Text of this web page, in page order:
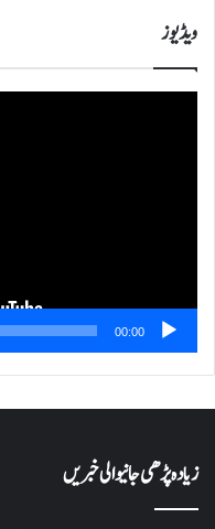
ویڈیوز
00:00
زیادہ پڑھی جانیوالی خبریں